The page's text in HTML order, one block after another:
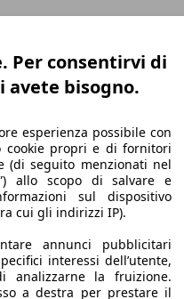
Per consentirvi di
avete bisogno.
esperienza possibile con
cookie propri e di fornitori
(di seguito menzionati nel
allo scopo di salvare e
sul dispositivo
cui gli indirizzi IP).
annunci pubblicitari
interessi dell’utente,
analizzarne la fruizione.
a destra per prestare il